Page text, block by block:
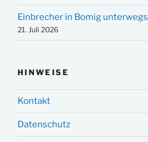
Einbrecher in Bomig unterwegs
21. Juli 2026
HINWEISE
Kontakt
Datenschutz